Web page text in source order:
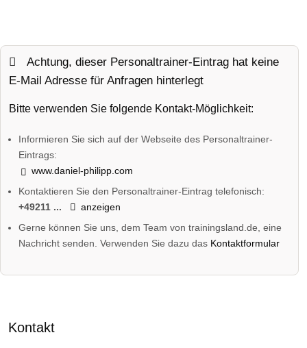
Achtung, dieser Personaltrainer-Eintrag hat keine
E-Mail Adresse für Anfragen hinterlegt
Bitte verwenden Sie folgende Kontakt-Möglichkeit:
Informieren Sie sich auf der Webseite des Personaltrainer-
Eintrags:
www.daniel-philipp.com
Kontaktieren Sie den Personaltrainer-Eintrag telefonisch:
+49211 ...
anzeigen
Gerne können Sie uns, dem Team von trainingsland.de, eine
Nachricht senden. Verwenden Sie dazu das Kontaktformular
Kontakt